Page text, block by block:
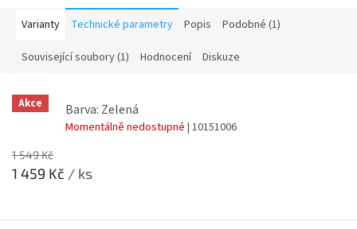
Varianty Technické parametry Popis Podobné (1)
Související soubory (1) Hodnocení Diskuze
Akce Barva: Zelená
Momentálně nedostupné | 10151006
1 549 Kč
1 459 Kč / ks